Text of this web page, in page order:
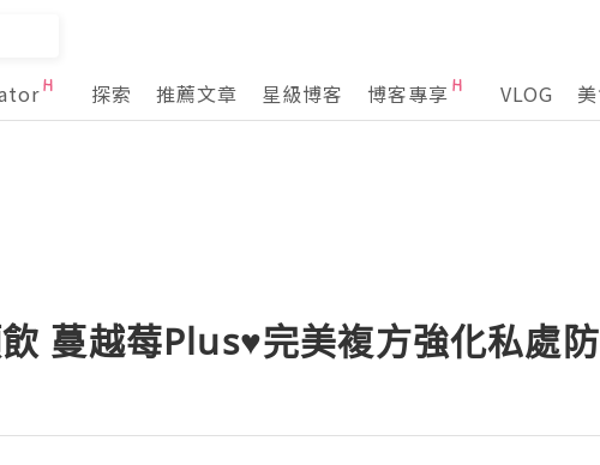
探索 推薦文章 星級博客 博客專享 VLOG
蔓越莓Plus♥完美複方強化私處